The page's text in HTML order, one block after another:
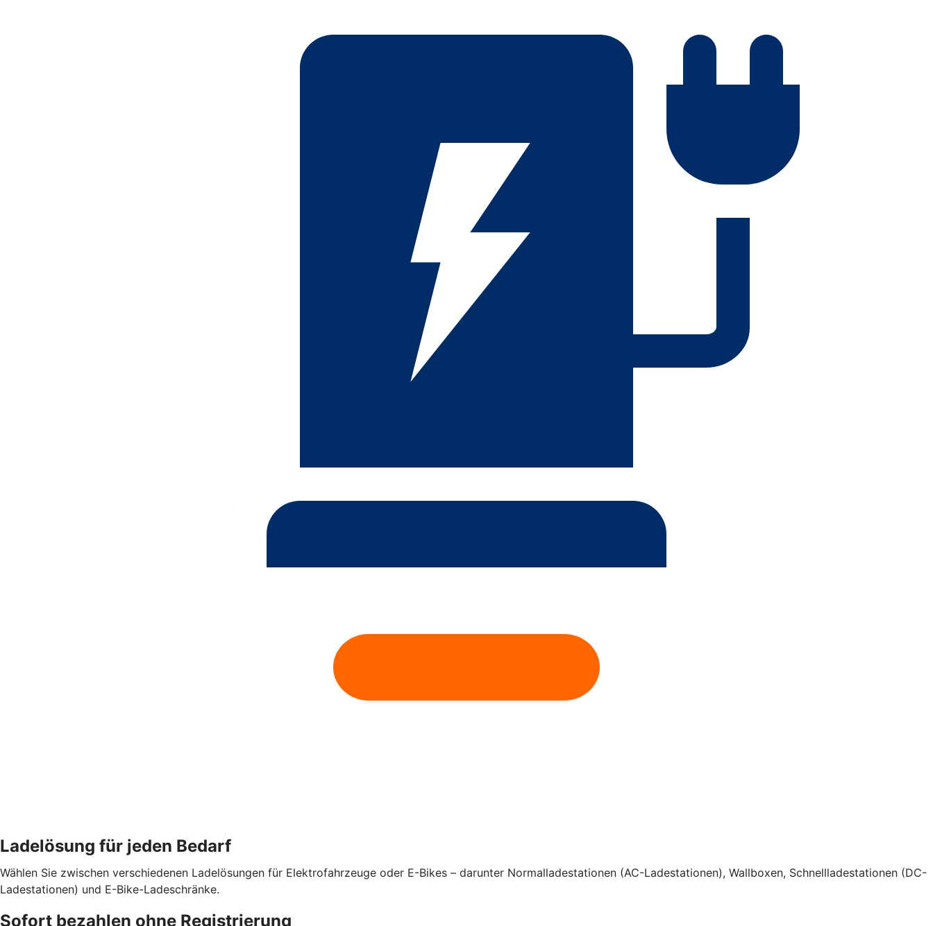
Ladelösung für jeden Bedarf
Wählen Sie zwischen verschiedenen Ladelösungen für Elektrofahrzeuge oder E-Bikes – darunter Normalladestationen (AC-Ladestationen), Wallboxen, Schnellladestationen (DC-
Ladestationen) und E-Bike-Ladeschränke.
Sofort bezahlen ohne Registrierung